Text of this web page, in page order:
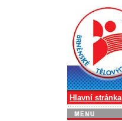
Hlavní stránka